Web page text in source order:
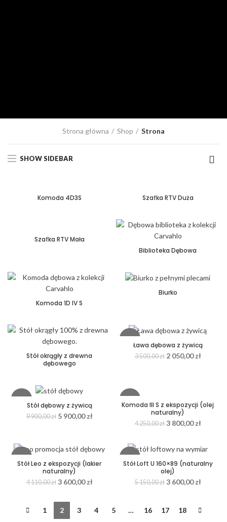
Strona główna Shop Strona
SHOW SIDEBAR
Komoda 4D3S Szafka RTV Duża
Szafka RTV Mała
Biblioteka Dębowa
Komoda 1D IV S
Biurko
Stół okrągły z drewna
dębowego
-41%
Ława dębowa z żywicą
3 500,00zł 2 050,00zł
-40%
Stół dębowy z żywicą
9 900,00zł 5 900,00zł
Komoda III S z ekspozycji (olej
naturalny)
4 250,00zł 3 800,00zł
-12%
Stół Leo z ekspozycji (lakier
naturalny)
4 110,00zł 3 600,00zł
-30%
Stół Loft U 160×89 (naturalny
olej)
5 150,00zł 3 600,00zł
1 2 3 4 5 … 16 17 18